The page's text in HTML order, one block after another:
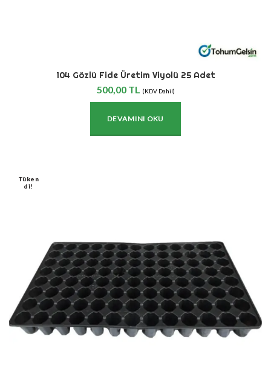
104 Gözlü Fide Üretim Viyolü 25 Adet
500,00TL (KDV Dahil)
DEVAMINI OKU
Tüken
Di!